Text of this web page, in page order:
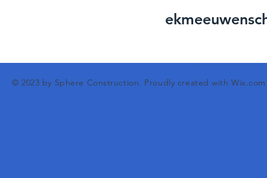
© 2023 by Sphere Construction. Proudly created withWix.com